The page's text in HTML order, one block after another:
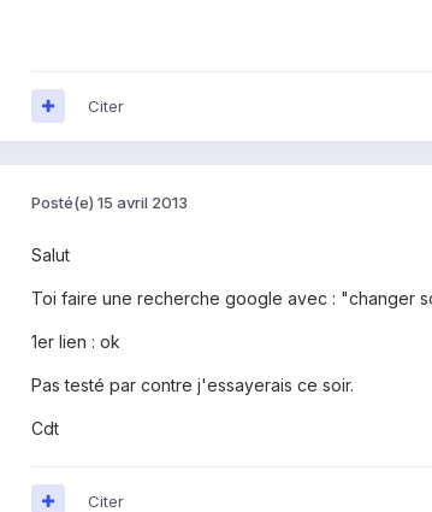
Citer
Posté(e) 15 avril 2013
Salut
Toi faire une recherche google avec : "changer
1er lien : ok
Pas testé par contre j'essayerais ce soir.
Cdt
Citer